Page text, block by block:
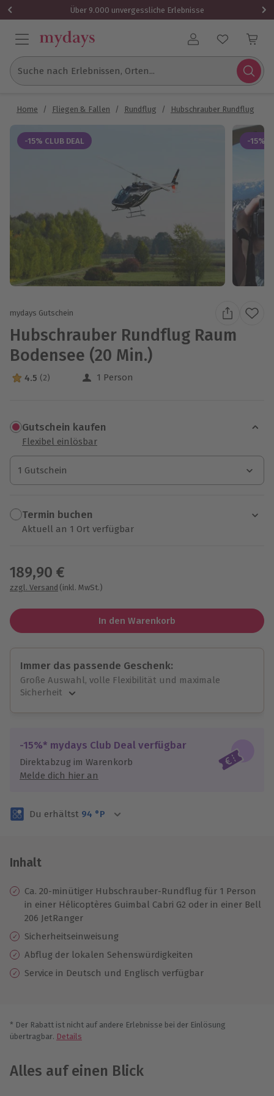
Über 9.000 unvergessliche Erlebnisse
Benutzerkonto
Suche nach Erlebnissen, Orten...
Home / Fliegen & Fallen / Rundflug / Hubschrauber Rundflug
-15% CLUB DEAL -15%
mydays Gutschein
Hubschrauber Rundflug Raum
Bodensee (20 Min.)
4.5 Sterne von 5 aus 2 Bewertungen
4.5 (2) 1 Person
Gutschein kaufen
Flexibel einlösbar
1 Gutschein
1 Gutschein
1 Gutschein
Termin buchen
Aktuell an 1 Ort verfügbar
189,90 €
zzgl. Versand (inkl. MwSt.)
In den Warenkorb
Immer das passende Geschenk:
Große Auswahl, volle Flexibilität und maximale
Sicherheit
Jeder Gutschein für alle Erlebnisse einlösbar.
Maximale Sicherheit
3 Jahre gültig & verlängerbar.
-15%* mydays Club Deal verfügbar
Direktabzug im Warenkorb
Melde dich hier an
Du erhältst 94 °P
Inhalt
Ca. 20-minütiger Hubschrauber-Rundflug für 1 Person
in einer Hélicoptères Guimbal Cabri G2 oder in einer Bell
206 JetRanger
Sicherheitseinweisung
Abflug der lokalen Sehenswürdigkeiten
Service in Deutsch und Englisch verfügbar
* Der Rabatt ist nicht auf andere Erlebnisse bei der Einlösung
übertragbar. Details
Alles auf einen Blick